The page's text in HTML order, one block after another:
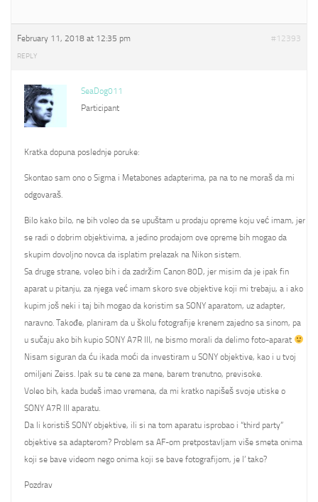
February 11, 2018 at 12:35 pm #12393
REPLY
SeaDog011
Participant
Kratka dopuna poslednje poruke:
Skontao sam ono o Sigma i Metabones adapterima, pa na to ne moraš da mi
odgovaraš.
Bilo kako bilo, ne bih voleo da se upuštam u prodaju opreme koju već imam, jer
se radi o dobrim objektivima, a jedino prodajom ove opreme bih mogao da
skupim dovoljno novca da isplatim prelazak na Nikon sistem.
Sa druge strane, voleo bih i da zadržim Canon 80D, jer misim da je ipak fin
aparat u pitanju, za njega već imam skoro sve objektive koji mi trebaju, a i ako
kupim još neki i taj bih mogao da koristim sa SONY aparatom, uz adapter,
naravno. Takođe, planiram da u školu fotografije krenem zajedno sa sinom, pa
u sučaju ako bih kupio SONY A7R III, ne bismo morali da delimo foto-aparat
Nisam siguran da ću ikada moći da investiram u SONY objektive, kao i u tvoj
omiljeni Zeiss. Ipak su te cene za mene, barem trenutno, previsoke.
Voleo bih, kada budeš imao vremena, da mi kratko napišeš svoje utiske o
SONY A7R III aparatu.
Da li koristiš SONY objektive, ili si na tom aparatu isprobao i “third party”
objektive sa adapterom? Problem sa AF-om pretpostavljam više smeta onima
koji se bave videom nego onima koji se bave fotografijom, je l’ tako?
Pozdrav